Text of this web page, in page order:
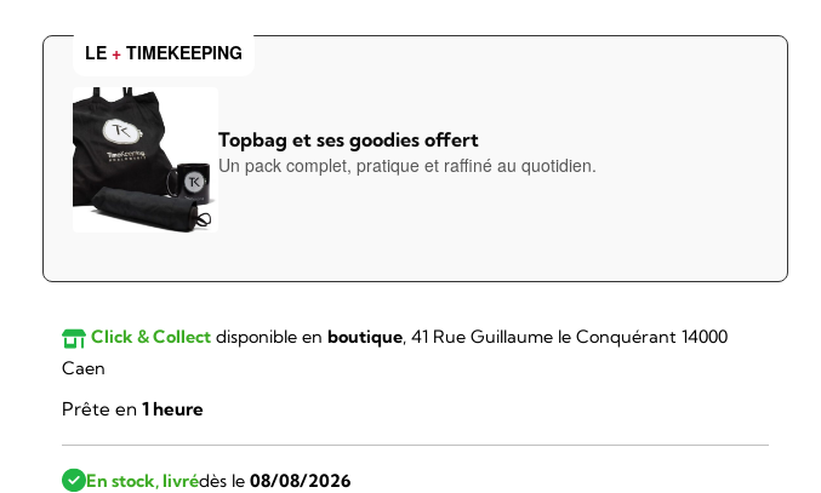
LE + TIMEKEEPING
Topbag et ses goodies offert
Un pack complet, pratique et raffiné au quotidien.
Click & Collect disponible en boutique, 41 Rue Guillaume le Conquérant 14000
Caen
Prête en 1 heure
En stock, livrédès le 08/08/2026